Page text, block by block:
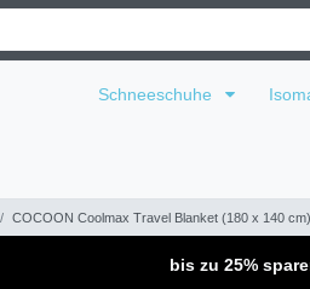
Schneeschuhe
COCOON Coolmax Travel Blanket (180 x 140 cm)
bis zu 25%